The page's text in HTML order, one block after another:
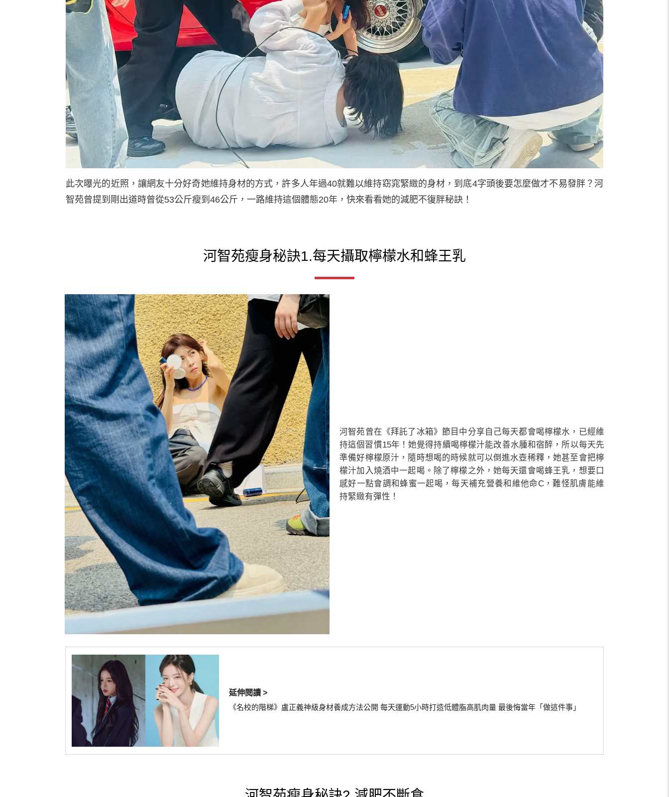
此次曝光的近照，讓網友十分好奇她維持身材的方式，許多人年過40就難以維持窈窕緊緻的身材，到底4字頭後要怎麼做才不易發胖？河
智苑曾提到剛出道時曾從53公斤瘦到46公斤，一路維持這個體態20年，快來看看她的減肥不復胖秘訣！
河智苑瘦身秘訣1.每天攝取檸檬水和蜂王乳
河智苑曾在《拜託了冰箱》節目中分享自己每天都會喝檸檬水，已經維
持這個習慣15年！她覺得持續喝檸檬汁能改善水腫和宿醉，所以每天先
準備好檸檬原汁，隨時想喝的時候就可以倒進水壺稀釋，她甚至會把檸
檬汁加入燒酒中一起喝。除了檸檬之外，她每天還會喝蜂王乳，想要口
感好一點會調和蜂蜜一起喝，每天補充營養和維他命C，難怪肌膚能維
持緊緻有彈性！
延伸閱讀 >
《名校的階梯》盧正義神級身材養成方法公開 每天運動5小時打造低體脂高肌肉量 最後悔當年「做這件事」